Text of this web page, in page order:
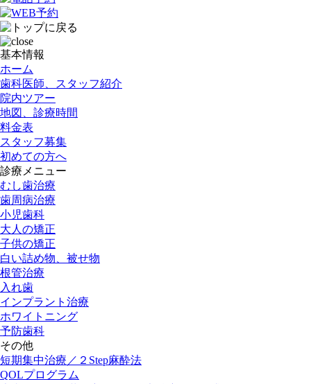
基本情報
ホーム
歯科医師、スタッフ紹介
院内ツアー
地図、診療時間
料金表
スタッフ募集
初めての方へ
診療メニュー
むし歯治療
歯周病治療
小児歯科
大人の矯正
子供の矯正
白い詰め物、被せ物
根管治療
入れ歯
インプラント治療
ホワイトニング
予防歯科
その他
短期集中治療／２Step麻酔法
QOLプログラム